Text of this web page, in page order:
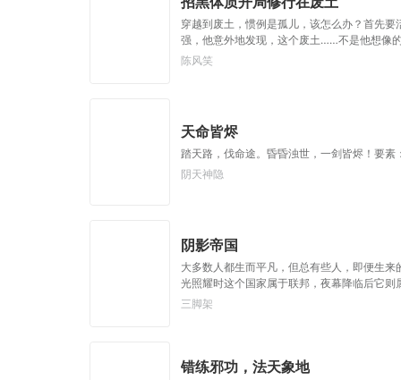
穿越到废土，惯例是孤儿，该怎么办？首先
强，他意外地发现，这个废土……不是他想像
陈风笑
天命皆烬
踏天路，伐命途。昏昏浊世，一剑皆烬！要
阴天神隐
阴影帝国
大多数人都生而平凡，但总有些人，即便生
光照耀时这个国家属于联邦，夜幕降临后它
上都能过的去。”如果有人在夜晚敲响你的房
三脚架
错练邪功，法天象地